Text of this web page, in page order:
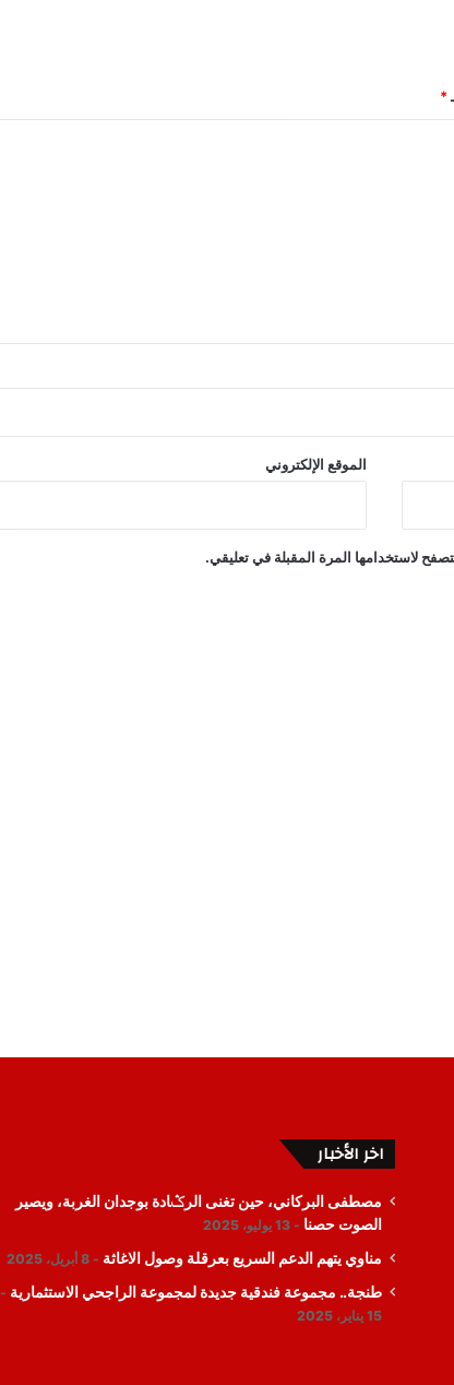
*
الموقع الإلكتروني
لاستخدامها المرة المقبلة في تعليقي.
اخر الأخبار
مصطفى البركاني، حين تغنى الرݣادة بوجدان الغربة، ويصير
الصوت حصنا
13 يوليو، 2025
مناوي يتهم الدعم السريع بعرقلة وصول الاغاثة 8 أبريل، 2025
طنجة.. مجموعة فندقية جديدة لمجموعة الراجحي الاستثمارية
15 يناير، 2025